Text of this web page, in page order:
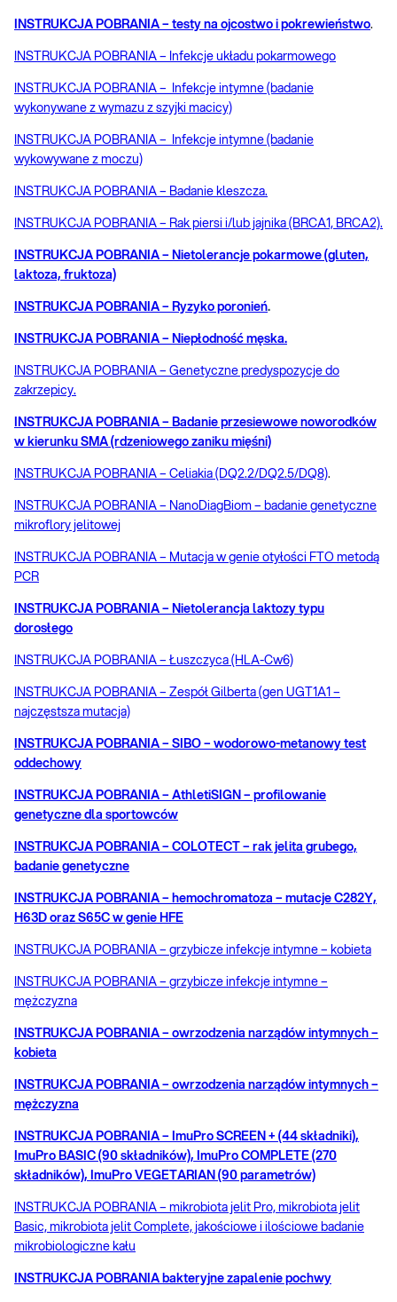
INSTRUKCJA POBRANIA – testy na ojcostwo i pokrewieństwo.
INSTRUKCJA POBRANIA – Infekcje układu pokarmowego
INSTRUKCJA POBRANIA – Infekcje intymne (badanie
wykonywane z wymazu z szyjki macicy)
INSTRUKCJA POBRANIA – Infekcje intymne (badanie
wykowywane z moczu)
INSTRUKCJA POBRANIA – Badanie kleszcza.
INSTRUKCJA POBRANIA – Rak piersi i/lub jajnika (BRCA1, BRCA2).
INSTRUKCJA POBRANIA – Nietolerancje pokarmowe (gluten,
laktoza, fruktoza)
INSTRUKCJA POBRANIA – Ryzyko poronień.
INSTRUKCJA POBRANIA – Niepłodność męska.
INSTRUKCJA POBRANIA – Genetyczne predyspozycje do
zakrzepicy.
INSTRUKCJA POBRANIA – Badanie przesiewowe noworodków
w kierunku SMA (rdzeniowego zaniku mięśni)
INSTRUKCJA POBRANIA – Celiakia (DQ2.2/DQ2.5/DQ8).
INSTRUKCJA POBRANIA – NanoDiagBiom – badanie genetyczne
mikroflory jelitowej
INSTRUKCJA POBRANIA – Mutacja w genie otyłości FTO metodą
PCR
INSTRUKCJA POBRANIA – Nietolerancja laktozy typu
dorosłego
INSTRUKCJA POBRANIA – Łuszczyca (HLA-Cw6)
INSTRUKCJA POBRANIA – Zespół Gilberta (gen UGT1A1 –
najczęstsza mutacja)
INSTRUKCJA POBRANIA – SIBO – wodorowo-metanowy test
oddechowy
INSTRUKCJA POBRANIA – AthletiSIGN – profilowanie
genetyczne dla sportowców
INSTRUKCJA POBRANIA – COLOTECT – rak jelita grubego,
badanie genetyczne
INSTRUKCJA POBRANIA – hemochromatoza – mutacje C282Y,
H63D oraz S65C w genie HFE
INSTRUKCJA POBRANIA – grzybicze infekcje intymne – kobieta
INSTRUKCJA POBRANIA – grzybicze infekcje intymne –
mężczyzna
INSTRUKCJA POBRANIA – owrzodzenia narządów intymnych –
kobieta
INSTRUKCJA POBRANIA – owrzodzenia narządów intymnych –
mężczyzna
INSTRUKCJA POBRANIA – ImuPro SCREEN + (44 składniki),
ImuPro BASIC (90 składników), ImuPro COMPLETE (270
składników), ImuPro VEGETARIAN (90 parametrów)
INSTRUKCJA POBRANIA – mikrobiota jelit Pro, mikrobiota jelit
Basic, mikrobiota jelit Complete, jakościowe i ilościowe badanie
mikrobiologiczne kału
INSTRUKCJA POBRANIA bakteryjne zapalenie pochwy